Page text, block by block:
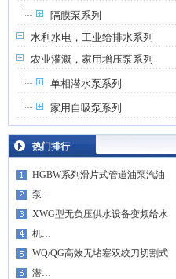
隔膜泵系列
水利水电，工业给排水系列
农业灌溉，家用增压泵系列
单相潜水泵系列
家用自吸泵系列
热门排行
HGBW系列滑片式管道油泵汽油
泵…
XWG型无负压供水设备变频给水
机…
WQ/QG高效无堵塞双绞刀切割式
潜…